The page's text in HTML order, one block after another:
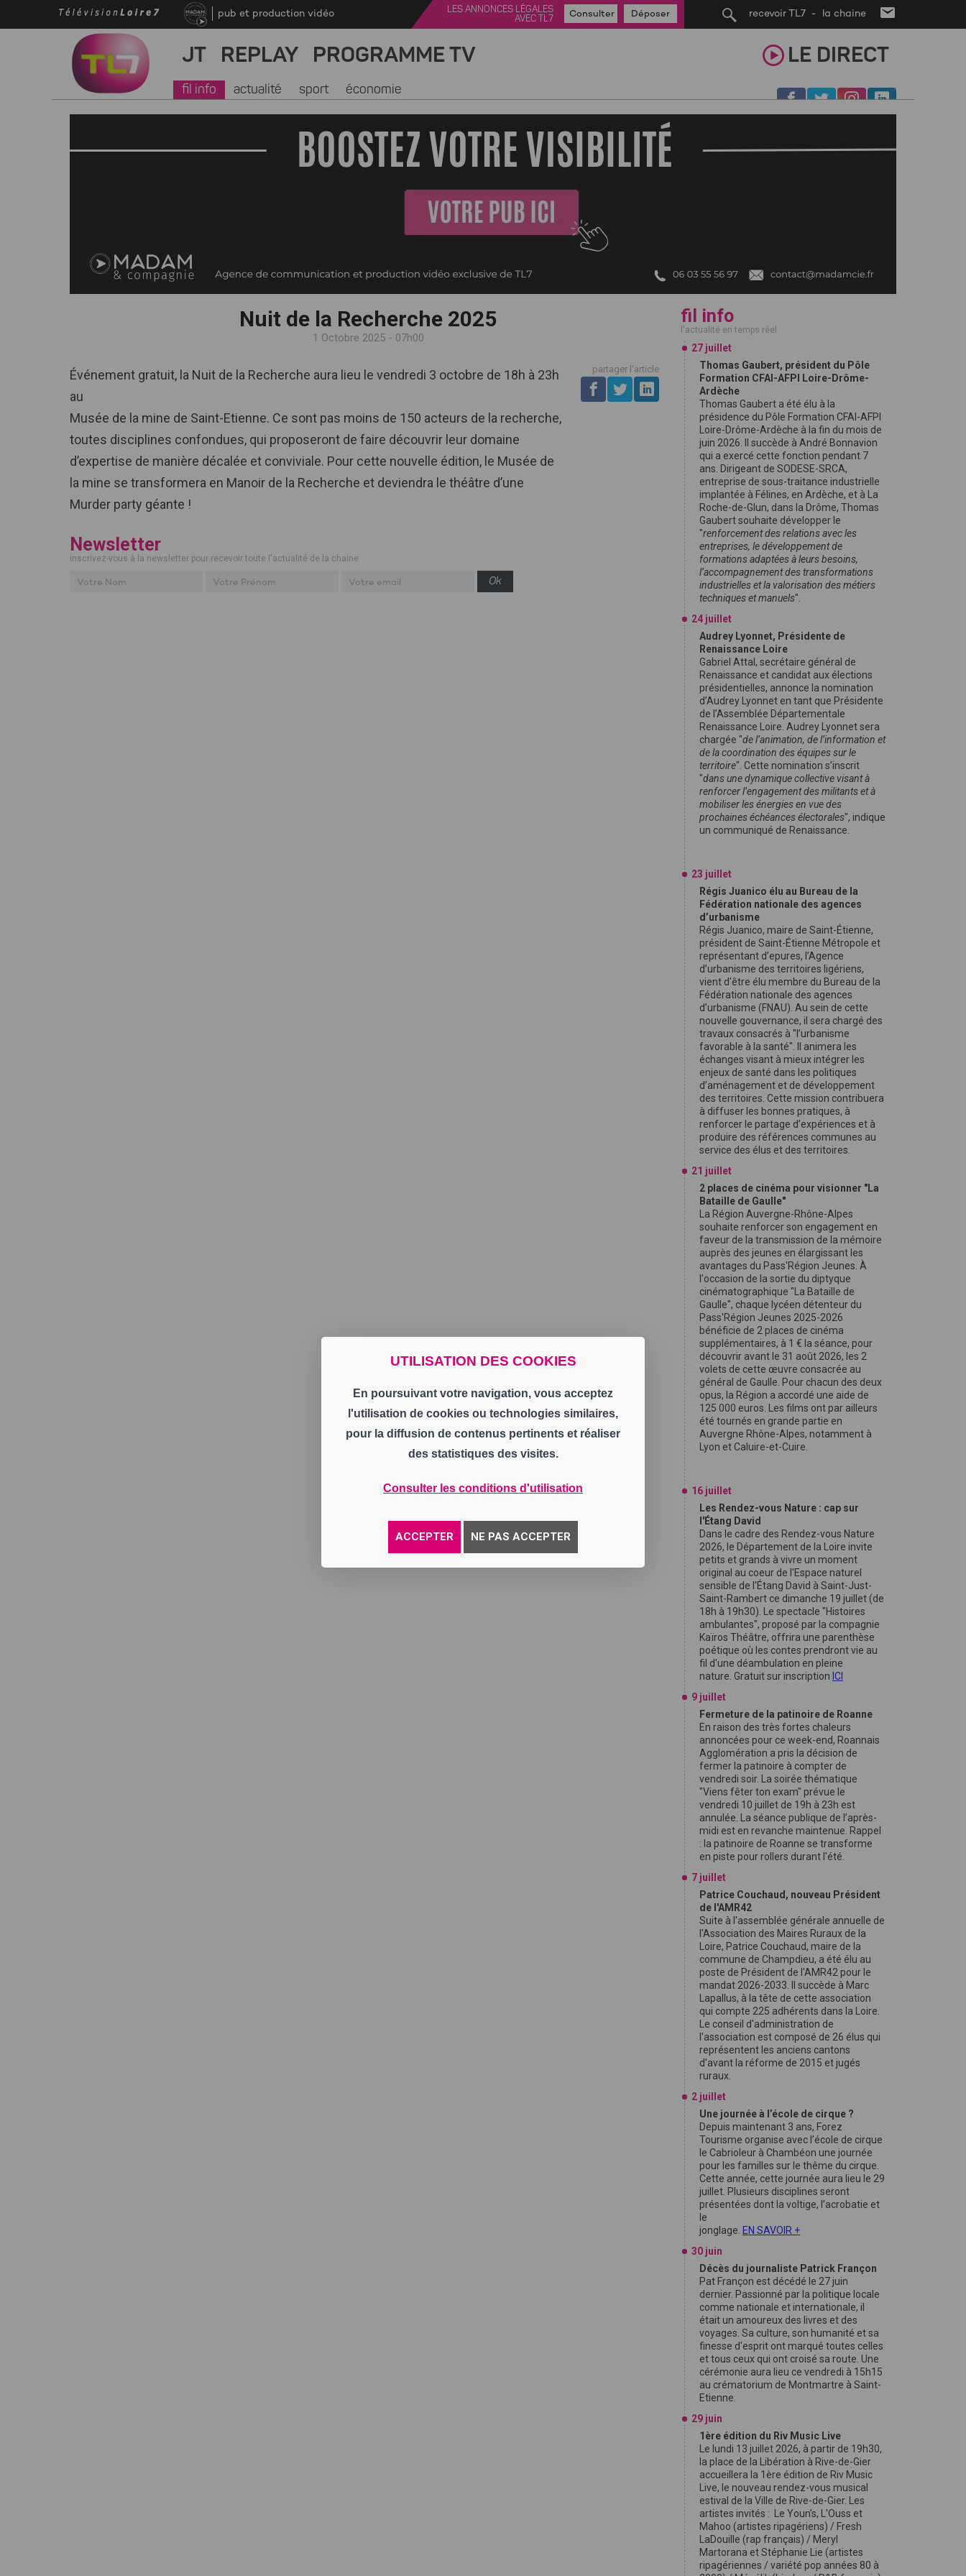
UTILISATION DES COOKIES
En poursuivant votre navigation, vous acceptez
l'utilisation de cookies ou technologies similaires,
pour la diffusion de contenus pertinents et réaliser
des statistiques des visites.
Consulter les conditions d'utilisation
ACCEPTER NE PAS ACCEPTER
recevoir TL7 - la chaine
pub et production vidéo
LES ANNONCES LÉGALES
AVEC TL7
Consulter Déposer
JT REPLAY PROGRAMME TV LE DIRECT
fil info actualité sport économie
Nuit de la Recherche 2025
1 Octobre 2025 - 07h00
Événement gratuit, la Nuit de la Recherche aura lieu le vendredi 3 octobre de 18h à 23h
au
Musée de la mine de Saint-Etienne. Ce sont pas moins de 150 acteurs de la recherche,
toutes disciplines confondues, qui proposeront de faire découvrir leur domaine
d’expertise de manière décalée et conviviale. Pour cette nouvelle édition, le Musée de
la mine se transformera en Manoir de la Recherche et deviendra le théâtre d’une
Murder party géante !
partager l'article
Newsletter
inscrivez-vous à la newsletter pour recevoir toute l'actualité de la chaine
Ok
fil info
l'actualité en temps réel
27 juillet
Thomas Gaubert, président du Pôle
Formation CFAI-AFPI Loire-Drôme-
Ardèche
Thomas Gaubert a été élu à la
présidence du Pôle Formation CFAI-AFPI
Loire-Drôme-Ardèche à la fin du mois de
juin 2026. Il succède à André Bonnavion
qui a exercé cette fonction pendant 7
ans. Dirigeant de SODESE-SRCA,
entreprise de sous-traitance industrielle
implantée à Félines, en Ardèche, et à La
Roche-de-Glun, dans la Drôme, Thomas
Gaubert souhaite développer le
"renforcement des relations avec les
entreprises, le développement de
formations adaptées à leurs besoins,
l’accompagnement des transformations
industrielles et la valorisation des métiers
techniques et manuels".
24 juillet
Audrey Lyonnet, Présidente de
Renaissance Loire
Gabriel Attal, secrétaire général de
Renaissance et candidat aux élections
présidentielles, annonce la nomination
d’Audrey Lyonnet en tant que Présidente
de l’Assemblée Départementale
Renaissance Loire. Audrey Lyonnet sera
chargée "de l’animation, de l’information et
de la coordination des équipes sur le
territoire". Cette nomination s’inscrit
"dans une dynamique collective visant à
renforcer l’engagement des militants et à
mobiliser les énergies en vue des
prochaines échéances électorales", indique
un communiqué de Renaissance.
23 juillet
Régis Juanico élu au Bureau de la
Fédération nationale des agences
d’urbanisme
Régis Juanico, maire de Saint-Étienne,
président de Saint-Étienne Métropole et
représentant d’epures, l’Agence
d’urbanisme des territoires ligériens,
vient d'être élu membre du Bureau de la
Fédération nationale des agences
d’urbanisme (FNAU). Au sein de cette
nouvelle gouvernance, il sera chargé des
travaux consacrés à "l’urbanisme
favorable à la santé". Il animera les
échanges visant à mieux intégrer les
enjeux de santé dans les politiques
d’aménagement et de développement
des territoires. Cette mission contribuera
à diffuser les bonnes pratiques, à
renforcer le partage d’expériences et à
produire des références communes au
service des élus et des territoires.
21 juillet
2 places de cinéma pour visionner "La
Bataille de Gaulle"
La Région Auvergne-Rhône-Alpes
souhaite renforcer son engagement en
faveur de la transmission de la mémoire
auprès des jeunes en élargissant les
avantages du Pass'Région Jeunes. À
l'occasion de la sortie du diptyque
cinématographique "La Bataille de
Gaulle", chaque lycéen détenteur du
Pass'Région Jeunes 2025-2026
bénéficie de 2 places de cinéma
supplémentaires, à 1 € la séance, pour
découvrir avant le 31 août 2026, les 2
volets de cette œuvre consacrée au
général de Gaulle. Pour chacun des deux
opus, la Région a accordé une aide de
125 000 euros. Les films ont par ailleurs
été tournés en grande partie en
Auvergne Rhône-Alpes, notamment à
Lyon et Caluire-et-Cuire.
16 juillet
Les Rendez-vous Nature : cap sur
l'Étang David
Dans le cadre des Rendez-vous Nature
2026, le Département de la Loire invite
petits et grands à vivre un moment
original au coeur de l'Espace naturel
sensible de l'Étang David à Saint-Just-
Saint-Rambert ce dimanche 19 juillet (de
18h à 19h30). Le spectacle "Histoires
ambulantes", proposé par la compagnie
Kaïros Théâtre, offrira une parenthèse
poétique où les contes prendront vie au
fil d'une déambulation en pleine
nature. Gratuit sur inscription ICI
9 juillet
Fermeture de la patinoire de Roanne
En raison des très fortes chaleurs
annoncées pour ce week-end, Roannais
Agglomération a pris la décision de
fermer la patinoire à compter de
vendredi soir. La soirée thématique
"Viens fêter ton exam" prévue le
vendredi 10 juillet de 19h à 23h est
annulée. La séance publique de l’après-
midi est en revanche maintenue. Rappel
: la patinoire de Roanne se transforme
en piste pour rollers durant l'été.
7 juillet
Patrice Couchaud, nouveau Président
de l'AMR42
Suite à l'assemblée générale annuelle de
l'Association des Maires Ruraux de la
Loire, Patrice Couchaud, maire de la
commune de Champdieu, a été élu au
poste de Président de l'AMR42 pour le
mandat 2026-2033. Il succède à Marc
Lapallus, à la tête de cette association
qui compte 225 adhérents dans la Loire.
Le conseil d'administration de
l'association est composé de 26 élus qui
représentent les anciens cantons
d'avant la réforme de 2015 et jugés
ruraux.
2 juillet
Une journée à l’école de cirque ?
Depuis maintenant 3 ans, Forez
Tourisme organise avec l’école de cirque
le Cabrioleur à Chambéon une journée
pour les familles sur le thême du cirque.
Cette année, cette journée aura lieu le 29
juillet. Plusieurs disciplines seront
présentées dont la voltige, l’acrobatie et
le
jonglage. EN SAVOIR +
30 juin
Décès du journaliste Patrick Françon
Pat Françon est décédé le 27 juin
dernier. Passionné par la politique locale
comme nationale et internationale, il
était un amoureux des livres et des
voyages. Sa culture, son humanité et sa
finesse d'esprit ont marqué toutes celles
et tous ceux qui ont croisé sa route. Une
cérémonie aura lieu ce vendredi à 15h15
au crématorium de Montmartre à Saint-
Etienne.
29 juin
1ère édition du Riv Music Live
Le lundi 13 juillet 2026, à partir de 19h30,
la place de la Libération à Rive-de-Gier
accueillera la 1ère édition de Riv Music
Live, le nouveau rendez-vous musical
estival de la Ville de Rive-de-Gier. Les
artistes invités : Le Youn’s, L'Ouss et
Mahoo (artistes ripagériens) / Fresh
LaDouille (rap français) / Meryl
Martorana et Stéphanie Lie (artistes
ripagériennes / variété pop années 80 à